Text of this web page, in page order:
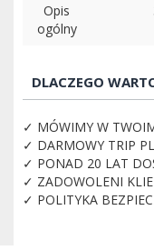
Opis
ogólny
DLACZEGO
✓ MÓWIMY W
✓ DARMOWY TRIP
✓ PONAD 20 LAT
✓ ZADOWOLENI
✓ POLITYKA